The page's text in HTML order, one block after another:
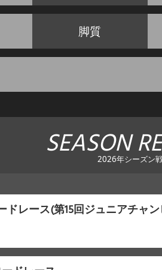
脚質
SEASON
2026年シーズン
ドレース(第15回ジュニアチャ